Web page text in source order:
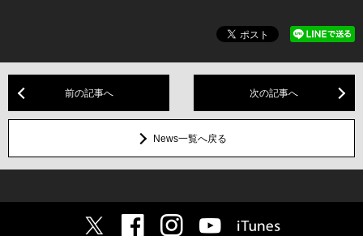
前の記事へ 次の記事へ
News一覧へ戻る